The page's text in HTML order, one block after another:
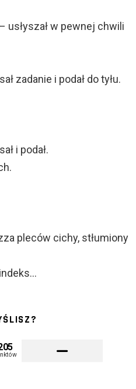
usłyszał w pewnej chwili
zadanie i podał do tyłu.
i podał.
pleców cichy, stłumiony